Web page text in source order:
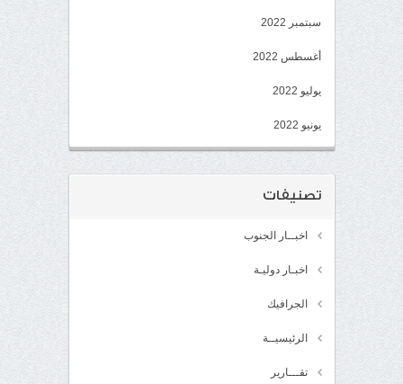
سبتمبر 2022
أغسطس 2022
يوليو 2022
يونيو 2022
تصنيفات
اخبــار الجنوب
اخبـار دوليـة
الجرافيك
الرئيسيــة
تقـــارير